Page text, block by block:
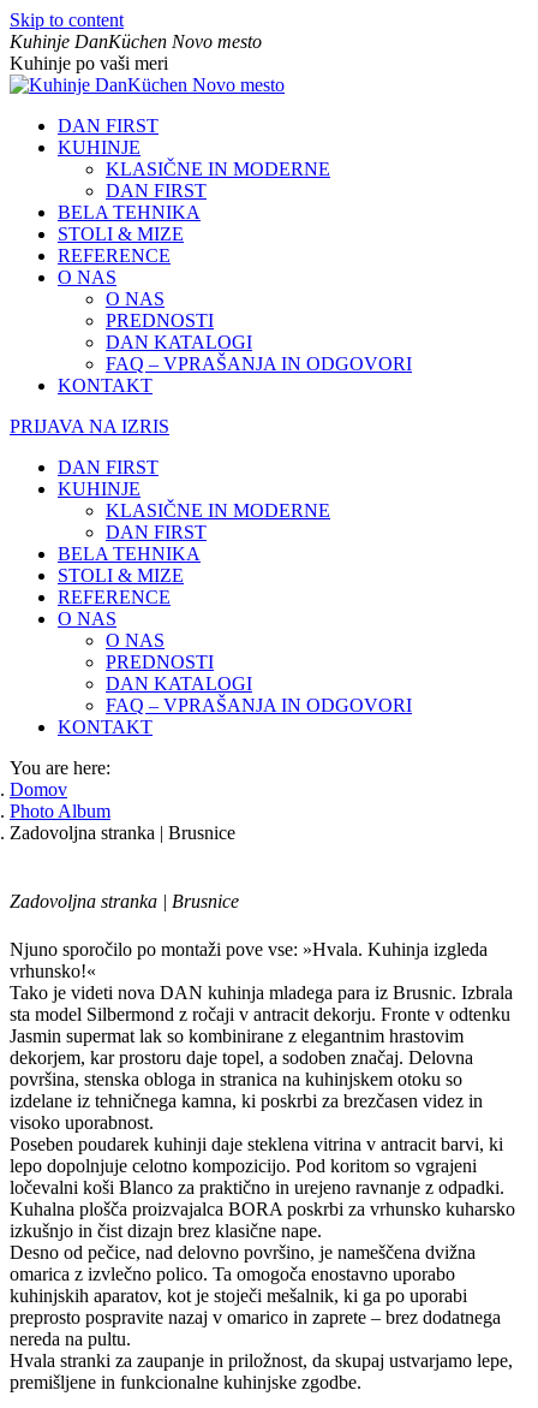
Skip to content
Kuhinje DanKüchen Novo mesto
Kuhinje po vaši meri
DAN FIRST
KUHINJE
KLASIČNE IN MODERNE
DAN FIRST
BELA TEHNIKA
STOLI & MIZE
REFERENCE
O NAS
O NAS
PREDNOSTI
DAN KATALOGI
FAQ – VPRAŠANJA IN ODGOVORI
KONTAKT
PRIJAVA NA IZRIS
DAN FIRST
KUHINJE
KLASIČNE IN MODERNE
DAN FIRST
BELA TEHNIKA
STOLI & MIZE
REFERENCE
O NAS
O NAS
PREDNOSTI
DAN KATALOGI
FAQ – VPRAŠANJA IN ODGOVORI
KONTAKT
You are here:
Domov
Photo Album
Zadovoljna stranka | Brusnice
Zadovoljna stranka | Brusnice
Njuno sporočilo po montaži pove vse: »Hvala. Kuhinja izgleda
vrhunsko!«
Tako je videti nova DAN kuhinja mladega para iz Brusnic. Izbrala
sta model Silbermond z ročaji v antracit dekorju. Fronte v odtenku
Jasmin supermat lak so kombinirane z elegantnim hrastovim
dekorjem, kar prostoru daje topel, a sodoben značaj. Delovna
površina, stenska obloga in stranica na kuhinjskem otoku so
izdelane iz tehničnega kamna, ki poskrbi za brezčasen videz in
visoko uporabnost.
Poseben poudarek kuhinji daje steklena vitrina v antracit barvi, ki
lepo dopolnjuje celotno kompozicijo. Pod koritom so vgrajeni
ločevalni koši Blanco za praktično in urejeno ravnanje z odpadki.
Kuhalna plošča proizvajalca BORA poskrbi za vrhunsko kuharsko
izkušnjo in čist dizajn brez klasične nape.
Desno od pečice, nad delovno površino, je nameščena dvižna
omarica z izvlečno polico. Ta omogoča enostavno uporabo
kuhinjskih aparatov, kot je stoječi mešalnik, ki ga po uporabi
preprosto pospravite nazaj v omarico in zaprete – brez dodatnega
nereda na pultu.
Hvala stranki za zaupanje in priložnost, da skupaj ustvarjamo lepe,
premišljene in funkcionalne kuhinjske zgodbe.